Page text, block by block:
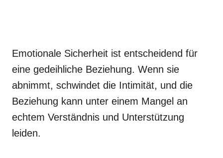
Emotionale Sicherheit ist entscheidend für
eine gedeihliche Beziehung. Wenn sie
abnimmt, schwindet die Intimität, und die
Beziehung kann unter einem Mangel an
echtem Verständnis und Unterstützung
leiden.